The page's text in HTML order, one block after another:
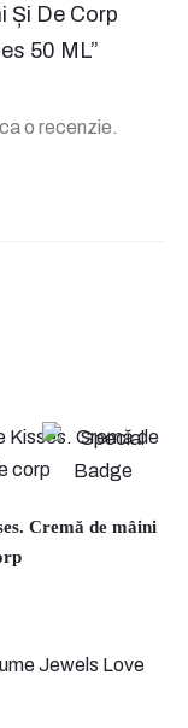
Și De Corp
50 ML”
o recenzie.
Cremă de mâini